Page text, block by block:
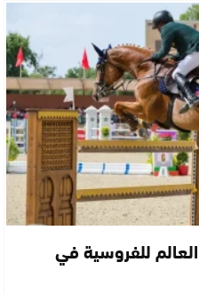
للفروسية في